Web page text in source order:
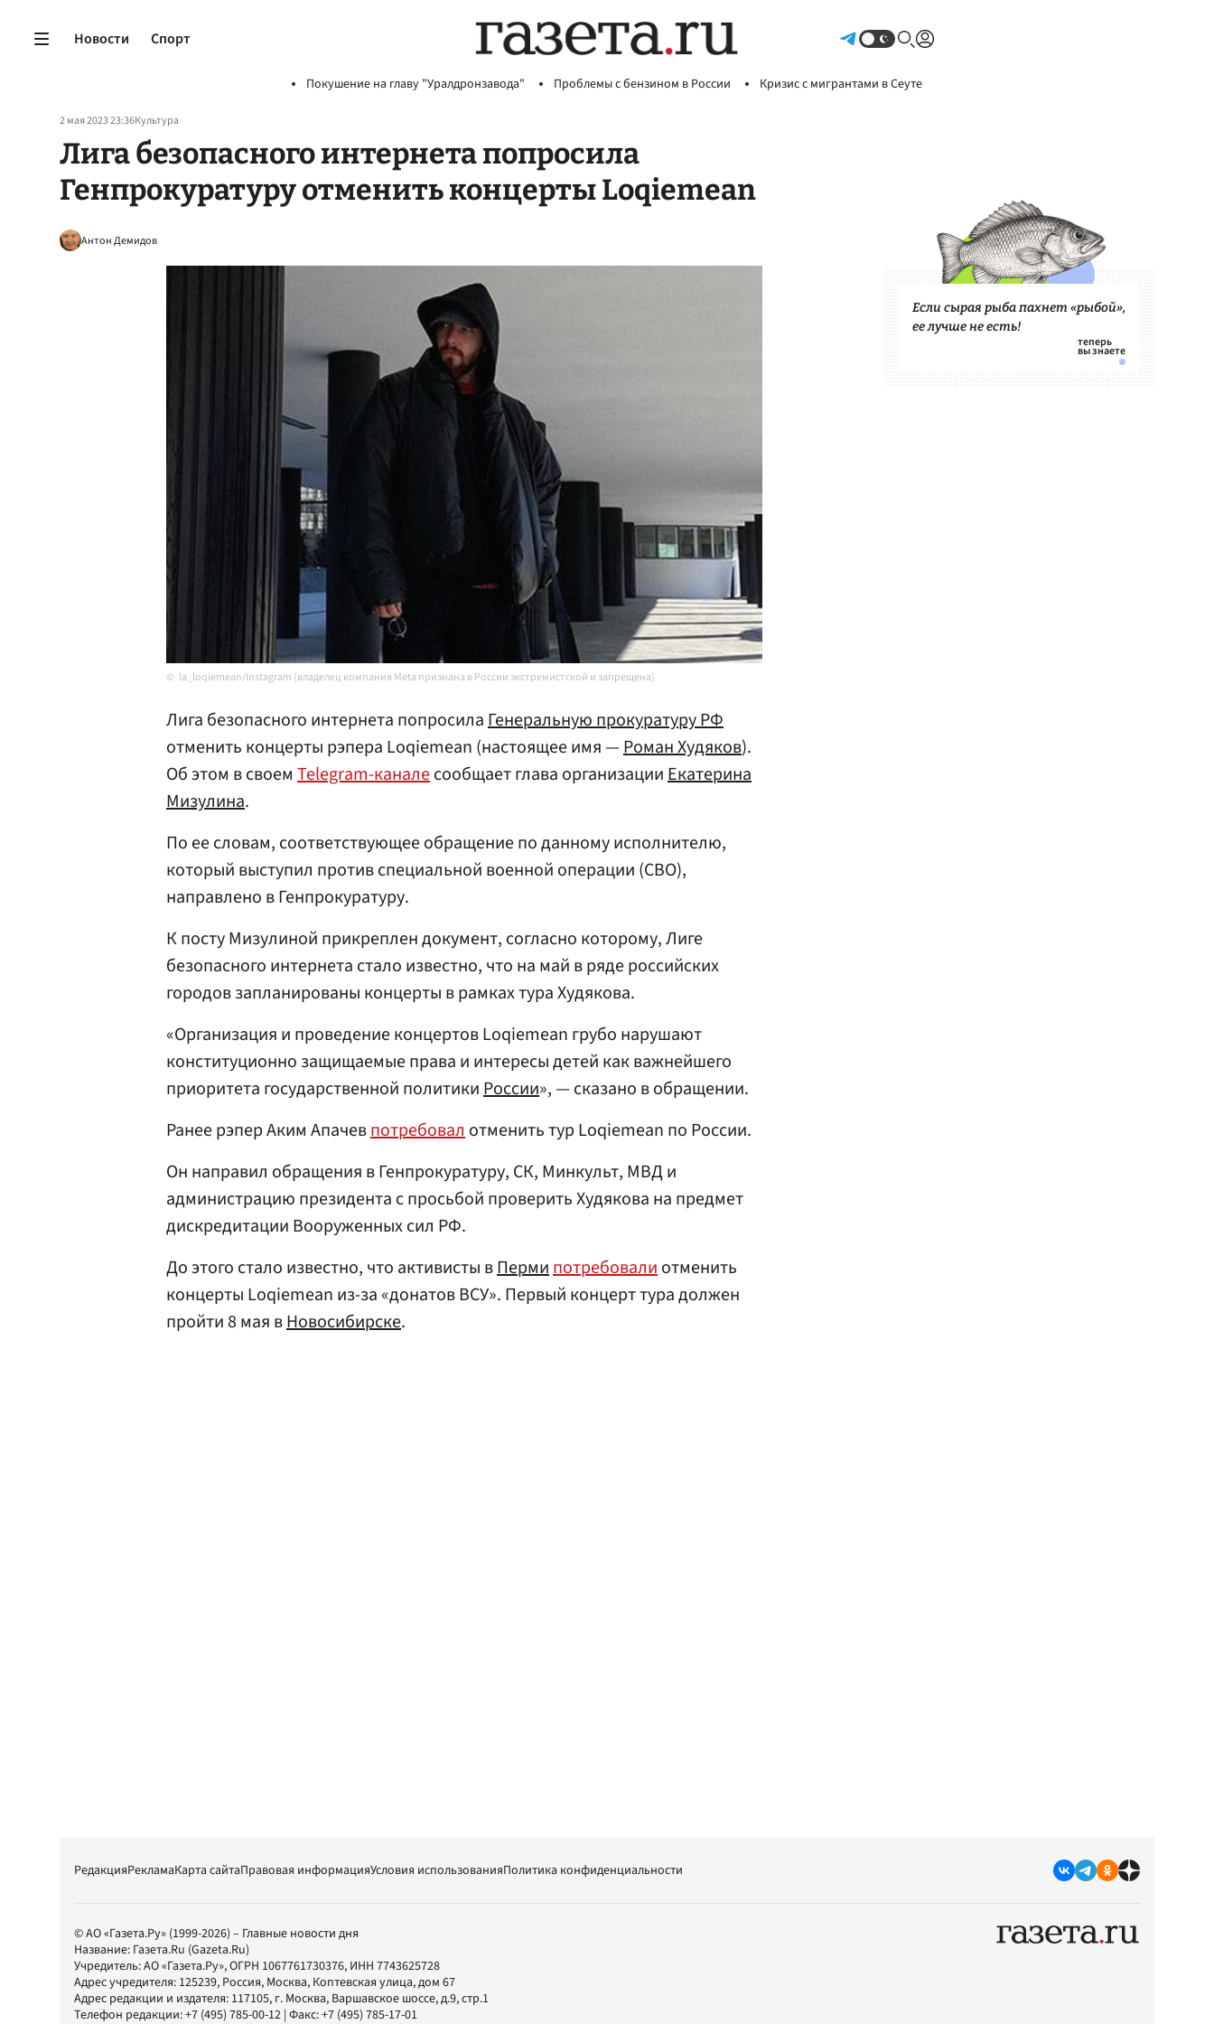
Новости Спорт
Покушение на главу "Уралдронзавода" Проблемы с бензином в России Кризис с мигрантами в Сеуте
2 мая 2023 23:36Культура
Лига безопасного интернета попросила
Генпрокуратуру отменить концерты Loqiemean
Антон Демидов
la_loqiemean/Instagram (владелец компания Meta признана в России экстремистской и запрещена)
Лига безопасного интернета попросилаГенеральную прокуратуру РФ
отменить концерты рэпера Loqiemean (настоящее имя —Роман Худяков).
Об этом в своем Telegram-каналесообщает глава организацииЕкатерина
Мизулина.
По ее словам, соответствующее обращение по данному исполнителю,
который выступил против специальной военной операции (СВО),
направлено в Генпрокуратуру.
К посту Мизулиной прикреплен документ, согласно которому, Лиге
безопасного интернета стало известно, что на май в ряде российских
городов запланированы концерты в рамках тура Худякова.
«Организация и проведение концертов Loqiemean грубо нарушают
конституционно защищаемые права и интересы детей как важнейшего
приоритета государственной политикиРоссии», — сказано в обращении.
Ранее рэпер Аким Апачевпотребовалотменить тур Loqiemean по России.
Он направил обращения в Генпрокуратуру, СК, Минкульт, МВД и
администрацию президента с просьбой проверить Худякова на предмет
дискредитации Вооруженных сил РФ.
До этого стало известно, что активисты вПермипотребовалиотменить
концерты Loqiemean из-за «донатов ВСУ». Первый концерт тура должен
пройти 8 мая вНовосибирске.
Если сырая рыба пахнет «рыбой»,
ее лучше не есть!
РедакцияРекламаКарта сайтаПравовая информацияУсловия использованияПолитика конфиденциальности
© АО «Газета.Ру» (1999-2026) – Главные новости дня
Название: Газета.Ru (Gazeta.Ru)
Учредитель:АО «Газета.Ру», ОГРН 1067761730376, ИНН 7743625728
Адрес учредителя: 125239, Россия, Москва, Коптевская улица, дом 67
Адрес редакции и издателя: 117105, г. Москва, Варшавское шоссе, д.9, стр.1
Телефон редакции:+7 (495) 785-00-12 | Факс:+7 (495) 785-17-01